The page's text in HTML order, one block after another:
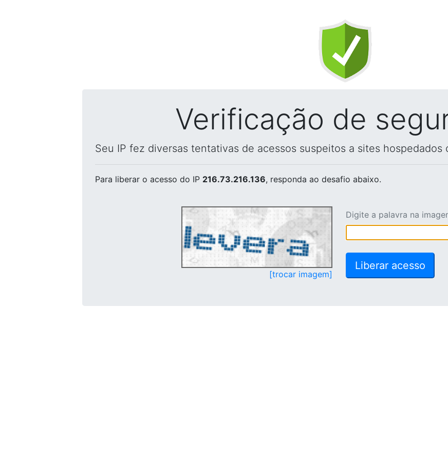
Verificação de
Seu IP fez diversas tentativas de acessos suspeitos a sites hospedados
Para liberar o acesso do IP 216.73.216.136, responda ao desafio abaixo.
[trocar imagem]
Digite a palavra na